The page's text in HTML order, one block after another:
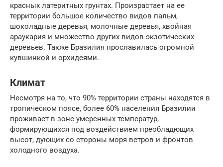
красных латеритных грунтах. Произрастает на ее
территории большое количество видов пальм,
шоколадные деревья, молочные деревья, хвойная
араукария и множество других видов экзотических
деревьев. Также Бразилия прославилась огромной
кувшинкой и орхидеями.
Климат
Несмотря на то, что 90% территории страны находятся в
тропическом поясе, более 60% населения Бразилии
проживает в зоне умеренных температур,
формирующихся под воздействием преобладющих
высот, дующих со стороны моря ветров и фронтов
холодного воздуха.